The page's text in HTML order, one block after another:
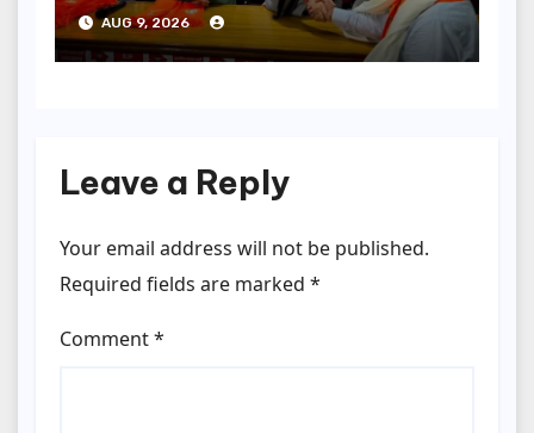
बोले- 2027 में जीत की हैट्रिक
लगाएगी पार्टी
AUG 9, 2026
Leave a Reply
Your email address will not be published.
Required fields are marked *
Comment*